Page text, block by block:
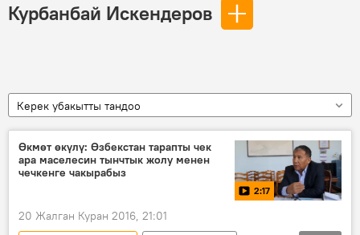
Курбанбай Искендеров
Керек убакытты тандоо
Өкмөт өкүлү: Өзбекстан тарапты чек
ара маселесин тынчтык жолу менен
чечкенге чакырабыз
2:17
20 Жалган Куран 2016, 21:01